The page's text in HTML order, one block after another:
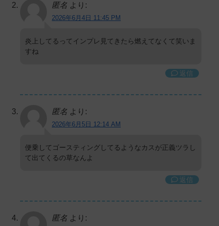
匿名 より:
2026年6月4日 11:45 PM
炎上してるってインプレ見てきたら燃えてなくて笑いま
すね
返信
匿名 より:
2026年6月5日 12:14 AM
便乗してゴースティングしてるようなカスが正義ツラし
て出てくるの草なんよ
返信
匿名 より: